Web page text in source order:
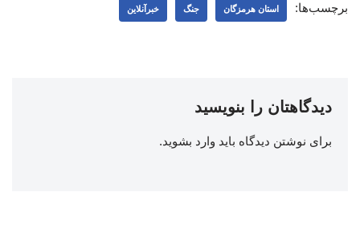
برچسب‌ها: استان هرمزگان جنگ خبرآنلاین
دیدگاهتان را بنویسید
برای نوشتن دیدگاه باید وارد بشوید.